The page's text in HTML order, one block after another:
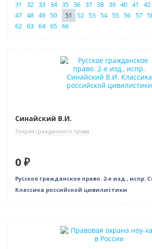
31
32 33 34 35 36 37 38 39 40 41 42
47 48 49 50 51 52 53 54 55 56 57
62 63 64 65 66
Индивидуальный подход
Синайский В.И.
Теория гражданского права
0 ₽
Русское гражданское право. 2-е изд., испр.
Классика российской цивилистики